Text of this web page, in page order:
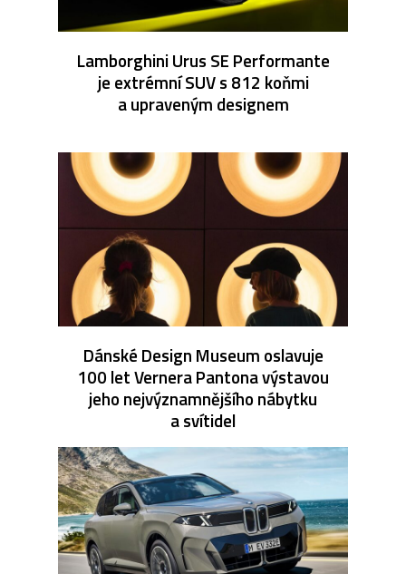
Lamborghini Urus SE Performante
je extrémní SUV s 812 koňmi
a upraveným designem
Dánské Design Museum oslavuje
100 let Vernera Pantona výstavou
jeho nejvýznamnějšího nábytku
a svítidel